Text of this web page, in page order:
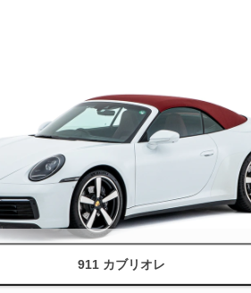
911 カブリオレ